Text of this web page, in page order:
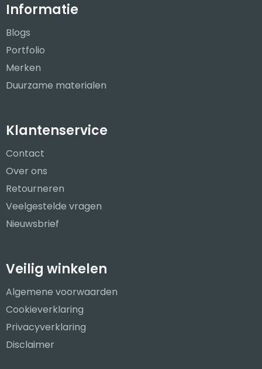
Informatie
Blogs
Portfolio
Merken
Duurzame materialen
Klantenservice
Contact
Over ons
Retourneren
Veelgestelde vragen
Nieuwsbrief
Veilig winkelen
Algemene voorwaarden
Cookieverklaring
Privacyverklaring
Disclaimer